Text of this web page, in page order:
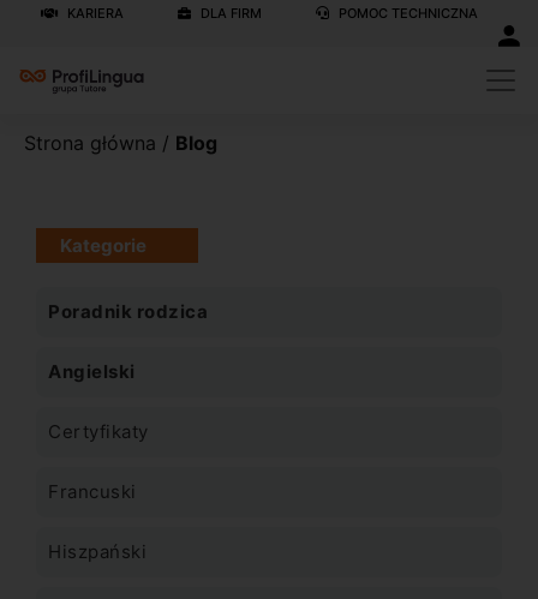
KARIERA DLA FIRM POMOC TECHNICZNA
Strona główna / Blog
Kategorie
Poradnik rodzica
Angielski
Certyfikaty
Francuski
Hiszpański